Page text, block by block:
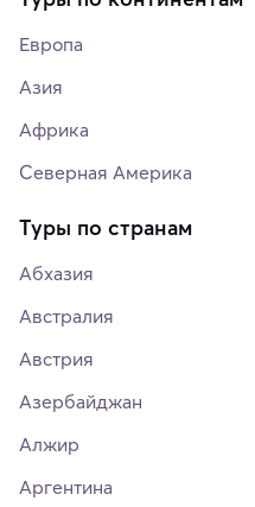
Европа
Азия
Африка
Северная Америка
Туры по странам
Абхазия
Австралия
Австрия
Азербайджан
Алжир
Аргентина